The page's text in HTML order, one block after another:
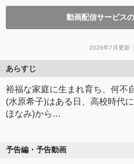
動画配信サービス
2026年7月更新
あらすじ
裕福な家庭に生まれ育ち、何不
(水原希子)はある日、高校時代
ほなみ)から…
予告編・予告動画